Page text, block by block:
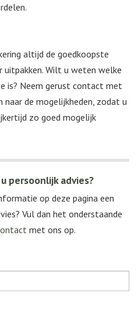
altijd de goedkoopste
uitpakken. Wilt u weten welke
is? Neem gerust contact met
naar de mogelijkheden, zodat u
zo goed mogelijk
persoonlijk advies?
op deze pagina een
Vul dan het onderstaande
met ons op.